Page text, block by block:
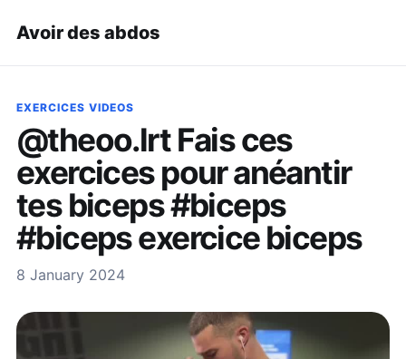
Avoir des abdos
EXERCICES VIDEOS
@theoo.lrt Fais ces
exercices pour anéantir
tes biceps #biceps
#biceps exercice biceps
8 January 2024